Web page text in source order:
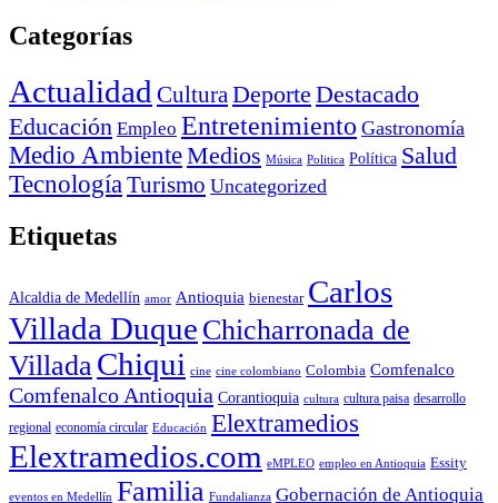
Categorías
Actualidad CulturaDeporte Destacado
Educación Empleo Entretenimiento Gastronomía
Medio AmbienteMedios Música Politica Política Salud
TecnologíaTurismo Uncategorized
Etiquetas
Alcaldia de Medellín amor Antioquia bienestar Carlos
Villada Duque Chicharronada de
VilladaChiqui cine cine colombiano Colombia Comfenalco
Comfenalco Antioquia Corantioquia cultura cultura paisa desarrollo
regional economía circular Educación Elextramedios
Elextramedios.com eMPLEO empleo en Antioquia Essity
eventos en Medellín Familia Fundalianza Gobernación de Antioquia